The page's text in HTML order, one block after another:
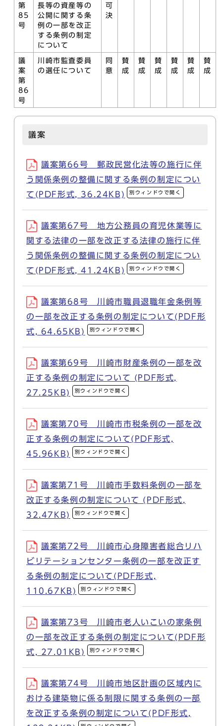
第
85
号
長等の資産等の
公開に関する条
例の一部を改正
する条例の制定
について
可
決
議
案
第
86
号
川崎市監査委員
の選任について
同
意
賛
成
賛
成
賛
成
賛
成
賛
成
賛
成
議案
議案第66号 郵政民営化法等の施行に伴
う関係条例の整備に関する条例の制定につい
て(PDF形式, 36.24KB)
別ウィンドウで開く
議案第67号 地方公務員の育児休業等に
関する法律の一部を改正する法律の施行に伴
う関係条例の整備に関する条例の制定につい
て(PDF形式, 41.24KB)
別ウィンドウで開く
議案第68号 川崎市職員退職年金条例等
の一部を改正する条例の制定について(PDF形
式, 64.65KB)
別ウィンドウで開く
議案第69号 川崎市財産条例の一部を改
正する条例の制定について (PDF形式,
27.25KB)
別ウィンドウで開く
議案第70号 川崎市市税条例の一部を改
正する条例の制定について(PDF形式,
45.96KB)
別ウィンドウで開く
議案第71号 川崎市手数料条例の一部を
改正する条例の制定について (PDF形式,
32.47KB)
別ウィンドウで開く
議案第72号 川崎市心身障害者総合リハ
ビリテーションセンター条例の一部を改正す
る条例の制定について(PDF形式,
110.67KB)
別ウィンドウで開く
議案第73号 川崎市老人いこいの家条例
の一部を改正する条例の制定について(PDF形
式, 27.01KB)
別ウィンドウで開く
議案第74号 川崎市地区計画の区域内に
おける建築物に係る制限に関する条例の一部
を改正する条例の制定について(PDF形式,